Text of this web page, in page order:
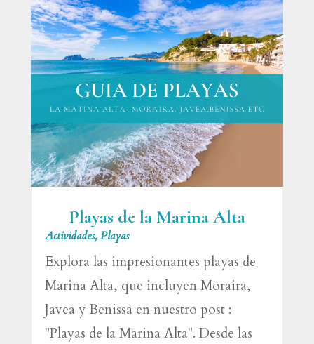
Playas de la Marina Alta
Actividades,Playas
Explora las impresionantes playas de
Marina Alta, que incluyen Moraira,
Javea y Benissa en nuestro post :
"Playas de la Marina Alta". Desde las